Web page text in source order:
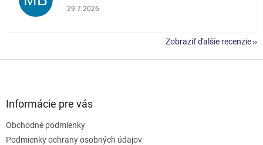
Hodnotenie obchodu je 5 z 5 hviezdičiek.
29.7.2026
Zobraziť ďalšie recenzie
Informácie pre vás
Obchodné podmienky
Podmienky ochrany osobných údajov